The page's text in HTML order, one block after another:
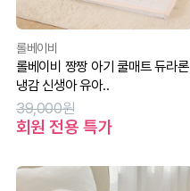
롤베이비
롤베이비 짱짱 아기 쿨매트 듀라론
냉감 신생아 유아..
39,000원
회원 전용 특가